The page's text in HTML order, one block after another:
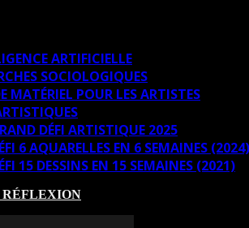
ARTIFICIELLE
SOCIOLOGIQUES
MATÉRIEL POUR LES ARTISTES
DÉFI ARTISTIQUE 2025
6 AQUARELLES EN 6 SEMAINES (2024)
15 DESSINS EN 15 SEMAINES (2021)
RÉFLEXION